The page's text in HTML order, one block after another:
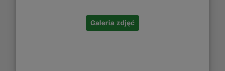
Galeria zdjęć